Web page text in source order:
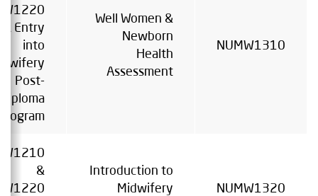
NUMW1310
Well Women &
Newborn
Health
Assessment
Entry
into
Post-
Diploma
NUMW1320
Introduction to
Midwifery
&